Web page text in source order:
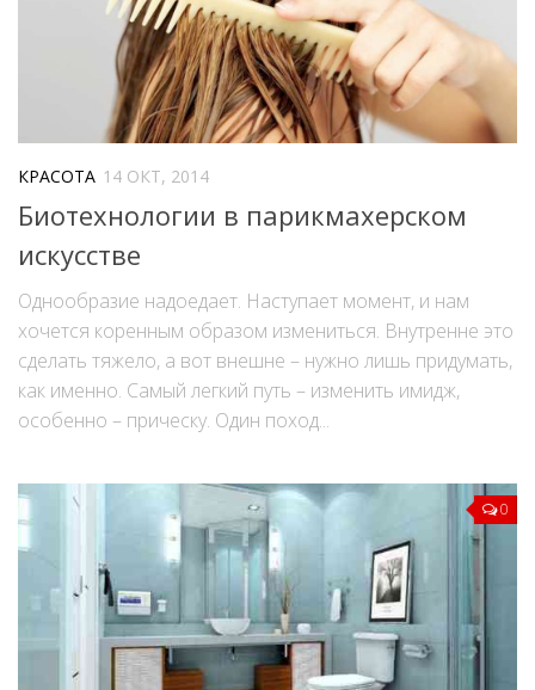
КРАСОТА 14 ОКТ, 2014
Биотехнологии в парикмахерском
искусстве
Однообразие надоедает. Наступает момент, и нам
хочется коренным образом измениться. Внутренне это
сделать тяжело, а вот внешне – нужно лишь придумать,
как именно. Самый легкий путь – изменить имидж,
особенно – прическу. Один поход...
0